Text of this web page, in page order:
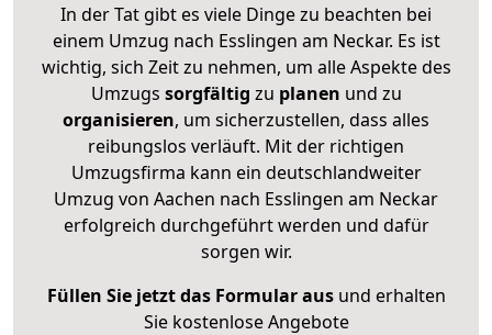
In der Tat gibt es viele Dinge zu beachten bei
einem Umzug nach Esslingen am Neckar. Es ist
wichtig, sich Zeit zu nehmen, um alle Aspekte des
Umzugs sorgfältig zu planen und zu
organisieren, um sicherzustellen, dass alles
reibungslos verläuft. Mit der richtigen
Umzugsfirma kann ein deutschlandweiter
Umzug von Aachen nach Esslingen am Neckar
erfolgreich durchgeführt werden und dafür
sorgen wir.
Füllen Sie jetzt das Formular ausund erhalten
Sie kostenlose Angebote